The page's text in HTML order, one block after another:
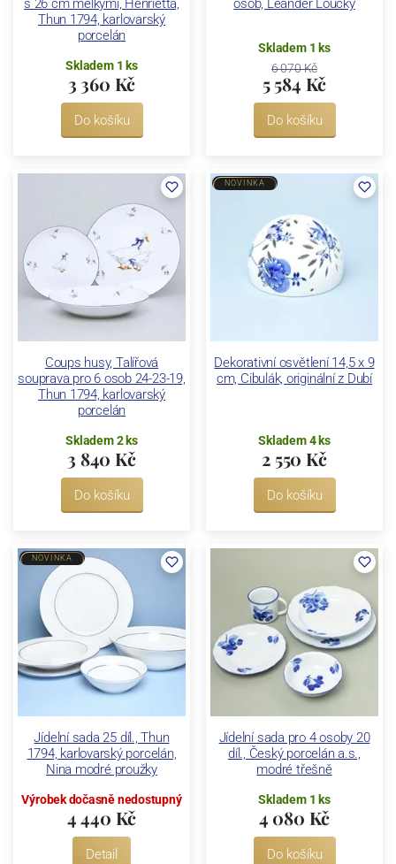
s 26 cm mělkými, Henrietta,
Thun 1794, karlovarský
porcelán
Skladem 1 ks
3 360 Kč
Do košíku
osob, Leander Loučky
Skladem 1 ks
6 070 Kč
5 584 Kč
Do košíku
Coups husy, Talířová
souprava pro 6 osob 24-23-19,
Thun 1794, karlovarský
porcelán
Skladem 2 ks
3 840 Kč
Do košíku
Dekorativní osvětlení 14,5 x 9
cm, Cibulák, originální z Dubí
NOVINKA
Skladem 4 ks
2 550 Kč
Do košíku
Jídelní sada 25 díl., Thun
1794, karlovarský porcelán,
Nina modré proužky
NOVINKA
Výrobek dočasně nedostupný
4 440 Kč
Detail
Jídelní sada pro 4 osoby 20
díl., Český porcelán a.s.,
modré třešně
Skladem 1 ks
4 080 Kč
Do košíku